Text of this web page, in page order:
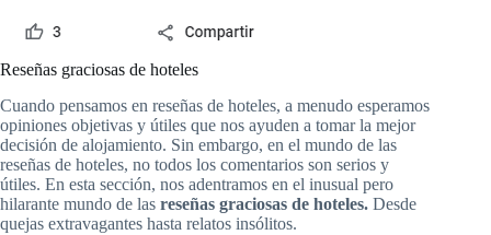
Reseñas graciosas de hoteles
Cuando pensamos en reseñas de hoteles, a menudo esperamos
opiniones objetivas y útiles que nos ayuden a tomar la mejor
decisión de alojamiento. Sin embargo, en el mundo de las
reseñas de hoteles, no todos los comentarios son serios y
útiles. En esta sección, nos adentramos en el inusual pero
hilarante mundo de las reseñas graciosas de hoteles. Desde
quejas extravagantes hasta relatos insólitos.